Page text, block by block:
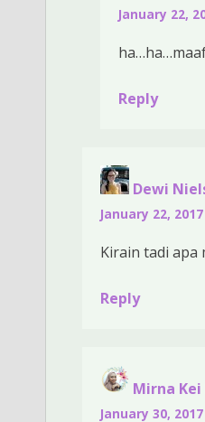
January 22,
Reply
Dewi
January 22,
Kirain tadi
Reply
Mirna
January 30,